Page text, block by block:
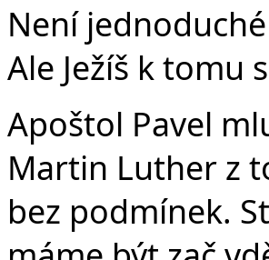
Není
Ale Ježíš k tomu
Apoštol Pavel
Martin Luther z
bez podmínek.